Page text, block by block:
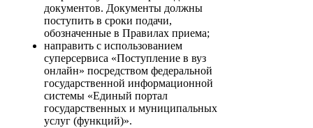
документов. Документы должны
поступить в сроки подачи,
обозначенные в Правилах приема;
направить с использованием
суперсервиса «Поступление в вуз
онлайн» посредством федеральной
государственной информационной
системы «Единый портал
государственных и муниципальных
услуг (функций)».